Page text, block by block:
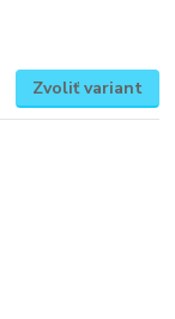
Zvoliť variant